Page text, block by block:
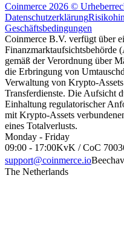
Coinmerce 2026 ©
Datenschutzerklärung
Geschäftsbedingungen
Coinmerce B.V. verfügt über
Finanzmarktaufsichtsbehörde
gemäß der Verordnung über
die Erbringung von
Verwaltung von Krypto-
Transferdienste. Die Aufsicht
Einhaltung regulatorischer
mit Krypto-Assets
eines Totalverlusts.
Monday - Friday
09:00 - 17:00KvK / CoC
support@coinmerce.io
The Netherlands